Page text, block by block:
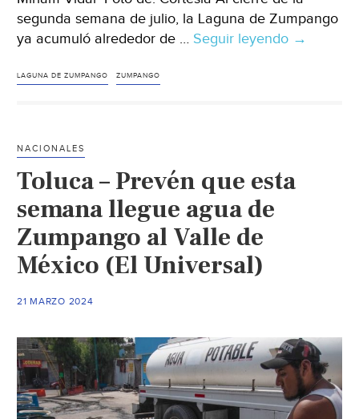
segunda semana de julio, la Laguna de Zumpango
ya acumuló alrededor de … Seguir leyendo Edomex.-
de
(La
Jornada)
→
LAGUNA DE ZUMPANGO ZUMPANGO
NACIONALES
Toluca – Prevén que esta
semana llegue agua de
Zumpango al Valle de
México (El Universal)
21 MARZO 2024